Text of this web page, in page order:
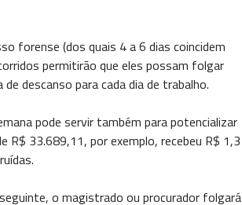
forense (dos quais 4 a 6 dias coincidem
permitirão que eles possam folgar
descanso para cada dia de trabalho.
pode servir também para potencializar
R$ 33.689,11, por exemplo, recebeu R$ 1,3
o magistrado ou procurador folgará